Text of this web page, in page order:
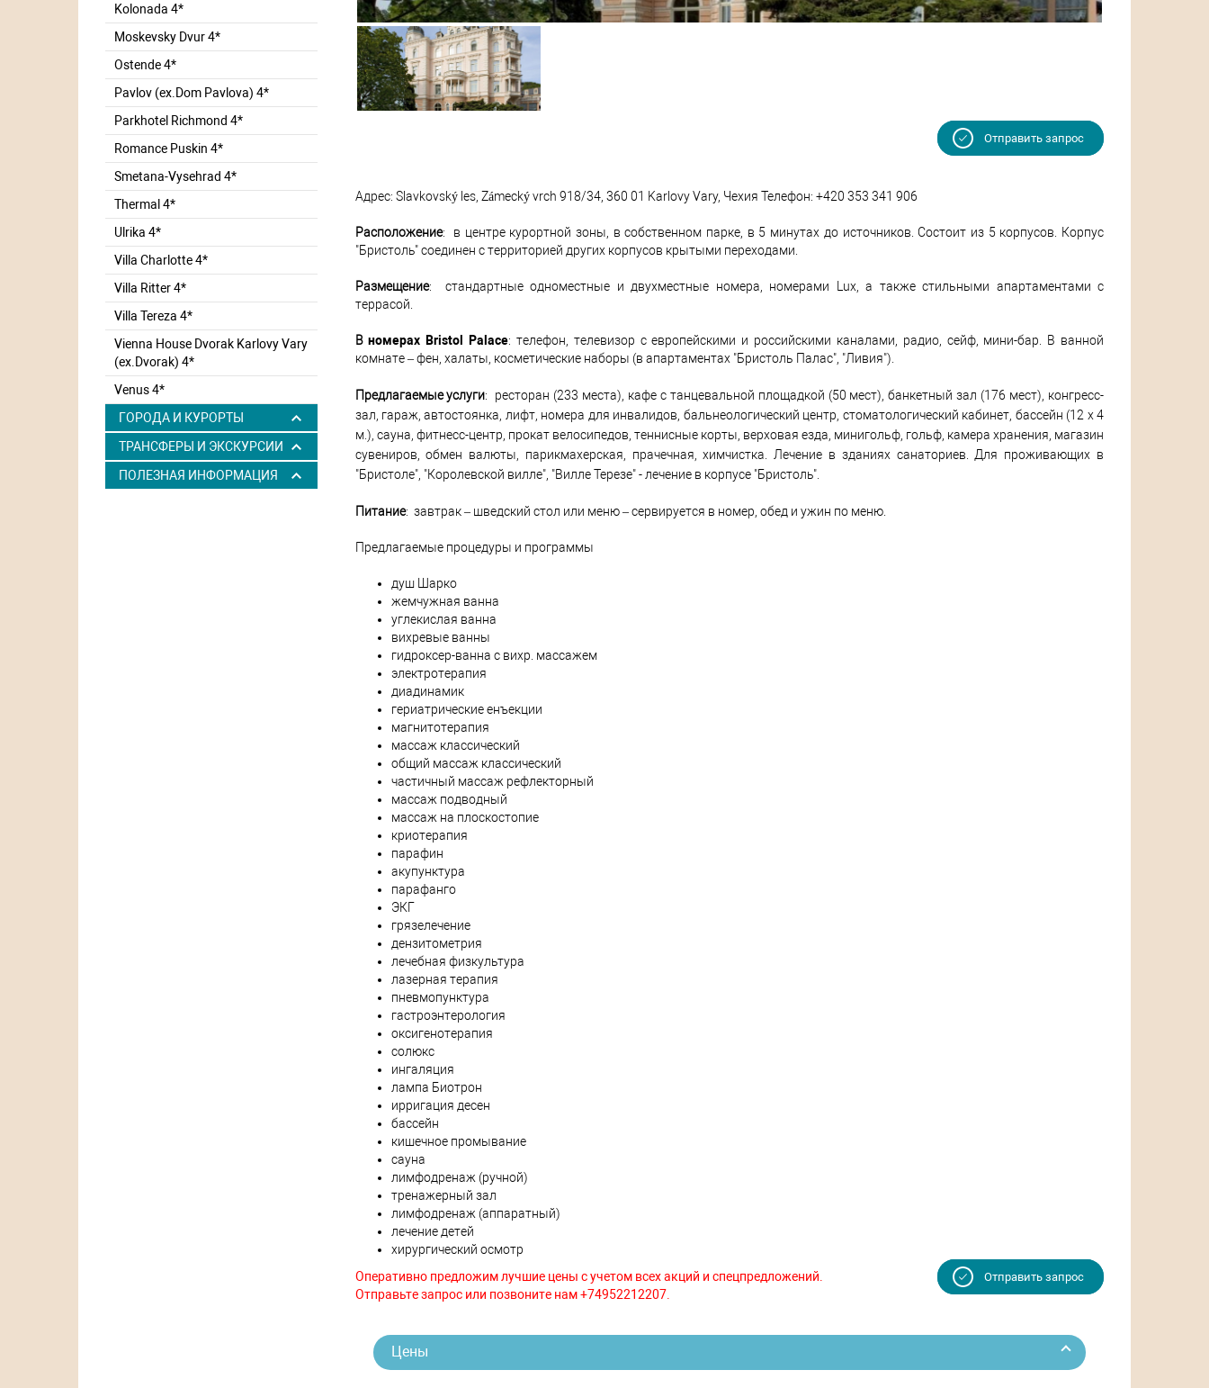
Kolonada 4*
Moskevsky Dvur 4*
Ostende 4*
Pavlov (ex.Dom Pavlova) 4*
Parkhotel Richmond 4*
Romance Puskin 4*
Smetana-Vysehrad 4*
Thermal 4*
Ulrika 4*
Villa Charlotte 4*
Villa Ritter 4*
Villa Tereza 4*
Vienna House Dvorak Karlovy Vary
(ex.Dvorak) 4*
Venus 4*
ГОРОДА И КУРОРТЫ
ТРАНСФЕРЫ И ЭКСКУРСИИ
ПОЛЕЗНАЯ ИНФОРМАЦИЯ
Отправить запрос
Адрес: Slavkovský les, Zámecký vrch 918/34, 360 01 Karlovy Vary, Чехия Телефон: +420 353 341 906
Расположение: в центре курортной зоны, в собственном парке, в 5 минутах до источников. Состоит из 5 корпусов. Корпус
"Бристоль" соединен с территорией других корпусов крытыми переходами.
Размещение: стандартные одноместные и двухместные номера, номерами Lux, а также стильными апартаментами с
террасой.
В номерах Bristol Palace: телефон, телевизор с европейскими и российскими каналами, радио, сейф, мини-бар. В ванной
комнате – фен, халаты, косметические наборы (в апартаментах "Бристоль Палас", "Ливия").
Предлагаемые услуги: ресторан (233 места), кафе с танцевальной площадкой (50 мест), банкетный зал (176 мест), конгресс-
зал, гараж, автостоянка, лифт, номера для инвалидов, бальнеологический центр, стоматологический кабинет, бассейн (12 х 4
м.), сауна, фитнесс-центр, прокат велосипедов, теннисные корты, верховая езда, минигольф, гольф, камера хранения, магазин
сувениров, обмен валюты, парикмахерская, прачечная, химчистка. Лечение в зданиях санаториев. Для проживающих в
"Бристоле", "Королевской вилле", "Вилле Терезе" - лечение в корпусе "Бристоль".
Питание: завтрак – шведский стол или меню – сервируется в номер, обед и ужин по меню.
Предлагаемые процедуры и программы
душ Шарко
жемчужная ванна
углекислая ванна
вихревые ванны
гидроксер-ванна с вихр. массажем
электротерапия
диадинамик
гериатрические енъекции
магнитотерапия
массаж классический
общий массаж классический
частичный массаж рефлекторный
массаж подводный
массаж на плоскостопие
криотерапия
парафин
акупунктура
парафанго
ЭКГ
грязелечение
дензитометрия
лечебная физкультура
лазерная терапия
пневмопунктура
гастроэнтерология
оксигенотерапия
солюкс
ингаляция
лампа Биотрон
ирригация десен
бассейн
кишечное промывание
сауна
лимфодренаж (ручной)
тренажерный зал
лимфодренаж (аппаратный)
лечение детей
хирургический осмотр
Оперативно предложим лучшие цены с учетом всех акций и спецпредложений.
Отправьте запрос или позвоните нам +74952212207.
Отправить запрос
Цены